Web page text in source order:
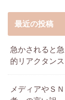
最近の投稿
急かされると
的リアクタン
メディアやＳ